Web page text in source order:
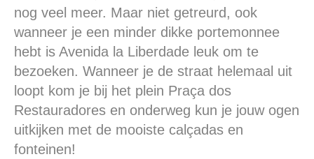
nog veel meer. Maar niet getreurd, ook
wanneer je een minder dikke portemonnee
hebt is Avenida la Liberdade leuk om te
bezoeken. Wanneer je de straat helemaal uit
loopt kom je bij het plein Praça dos
Restauradores en onderweg kun je jouw ogen
uitkijken met de mooiste calçadas en
fonteinen!